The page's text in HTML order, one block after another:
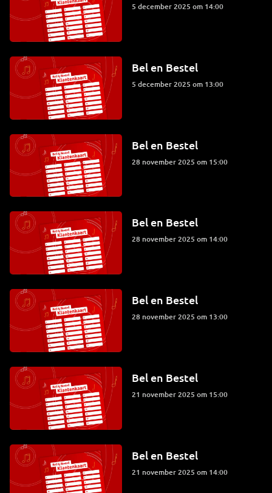
5 december 2025 om 14:00
Bel en Bestel
5 december 2025 om 13:00
Bel en Bestel
28 november 2025 om 15:00
Bel en Bestel
28 november 2025 om 14:00
Bel en Bestel
28 november 2025 om 13:00
Bel en Bestel
21 november 2025 om 15:00
Bel en Bestel
21 november 2025 om 14:00